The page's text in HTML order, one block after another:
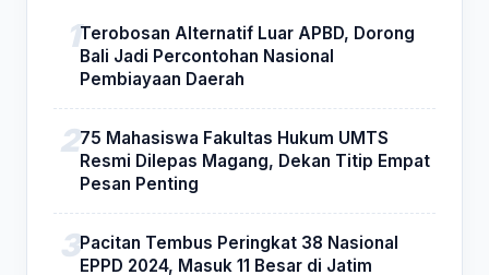
Terobosan Alternatif Luar APBD, Dorong
Bali Jadi Percontohan Nasional
Pembiayaan Daerah
75 Mahasiswa Fakultas Hukum UMTS
Resmi Dilepas Magang, Dekan Titip Empat
Pesan Penting
Pacitan Tembus Peringkat 38 Nasional
EPPD 2024, Masuk 11 Besar di Jatim